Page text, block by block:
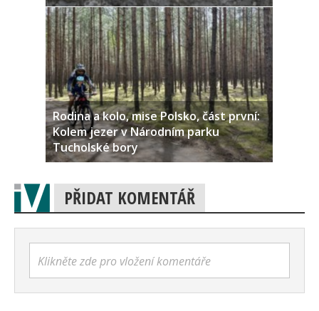
Rodina a kolo, mise Polsko, část první:
Kolem jezer v Národním parku
Tucholské bory
PŘIDAT KOMENTÁŘ
Klikněte zde pro vložení komentáře